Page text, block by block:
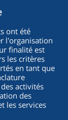
ont été
l'organisation
finalité est
les critères
en tant que
activités
des
les services